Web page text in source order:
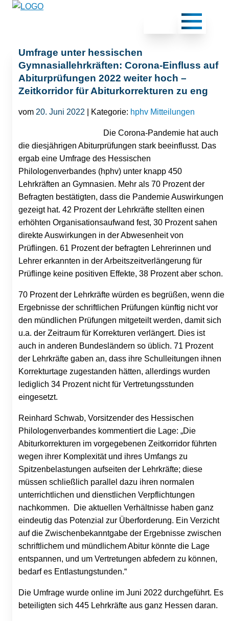
Umfrage unter hessischen
Gymnasiallehrkräften: Corona-Einfluss auf
Abiturprüfungen 2022 weiter hoch –
Zeitkorridor für Abiturkorrekturen zu eng
vom 20. Juni 2022 | Kategorie: hphv Mitteilungen
Die Corona-Pandemie hat auch
die diesjährigen Abiturprüfungen stark beeinflusst. Das
ergab eine Umfrage des Hessischen
Philologenverbandes (hphv) unter knapp 450
Lehrkräften an Gymnasien. Mehr als 70 Prozent der
Befragten bestätigten, dass die Pandemie Auswirkungen
gezeigt hat. 42 Prozent der Lehrkräfte stellten einen
erhöhten Organisationsaufwand fest, 30 Prozent sahen
direkte Auswirkungen in der Abwesenheit von
Prüflingen. 61 Prozent der befragten Lehrerinnen und
Lehrer erkannten in der Arbeitszeitverlängerung für
Prüflinge keine positiven Effekte, 38 Prozent aber schon.
70 Prozent der Lehrkräfte würden es begrüßen, wenn die
Ergebnisse der schriftlichen Prüfungen künftig nicht vor
den mündlichen Prüfungen mitgeteilt werden, damit sich
u.a. der Zeitraum für Korrekturen verlängert. Dies ist
auch in anderen Bundesländern so üblich. 71 Prozent
der Lehrkräfte gaben an, dass ihre Schulleitungen ihnen
Korrekturtage zugestanden hätten, allerdings wurden
lediglich 34 Prozent nicht für Vertretungsstunden
eingesetzt.
Reinhard Schwab, Vorsitzender des Hessischen
Philologenverbandes kommentiert die Lage: „Die
Abiturkorrekturen im vorgegebenen Zeitkorridor führten
wegen ihrer Komplexität und ihres Umfangs zu
Spitzenbelastungen aufseiten der Lehrkräfte; diese
müssen schließlich parallel dazu ihren normalen
unterrichtlichen und dienstlichen Verpflichtungen
nachkommen. Die aktuellen Verhältnisse haben ganz
eindeutig das Potenzial zur Überforderung. Ein Verzicht
auf die Zwischenbekanntgabe der Ergebnisse zwischen
schriftlichem und mündlichem Abitur könnte die Lage
entspannen, und um Vertretungen abfedern zu können,
bedarf es Entlastungstunden.“
Die Umfrage wurde online im Juni 2022 durchgeführt. Es
beteiligten sich 445 Lehrkräfte aus ganz Hessen daran.